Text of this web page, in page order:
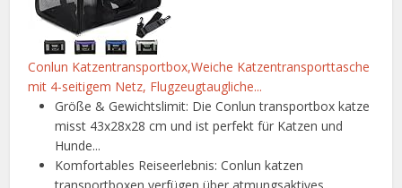
Conlun Katzentransportbox,Weiche Katzentransporttasche
mit 4-seitigem Netz, Flugzeugtaugliche...
Größe & Gewichtslimit: Die Conlun transportbox katze
misst 43x28x28 cm und ist perfekt für Katzen und
Hunde...
Komfortables Reiseerlebnis: Conlun katzen